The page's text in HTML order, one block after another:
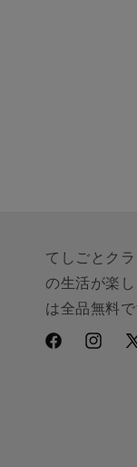
てしごとク
の生活が楽
は全品無料で
Facebook
X